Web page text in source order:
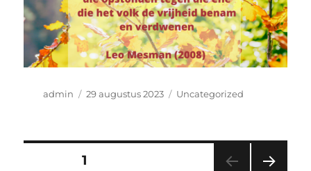
Auteur
admin
Geplaatst
29 augustus 2023 Categorieën
Uncategorized
Berichten
PAGINA1